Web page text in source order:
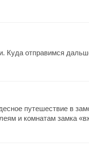
Куда отправимся
путешествие в
и комнатам замка